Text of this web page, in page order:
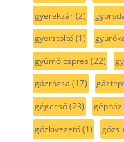
gyerekzár(2)
gyorstöltő(1)
gyümölcsprés (22)
gázrózsa (17)
gégecső(23) gépház
gőzkivezető(1)